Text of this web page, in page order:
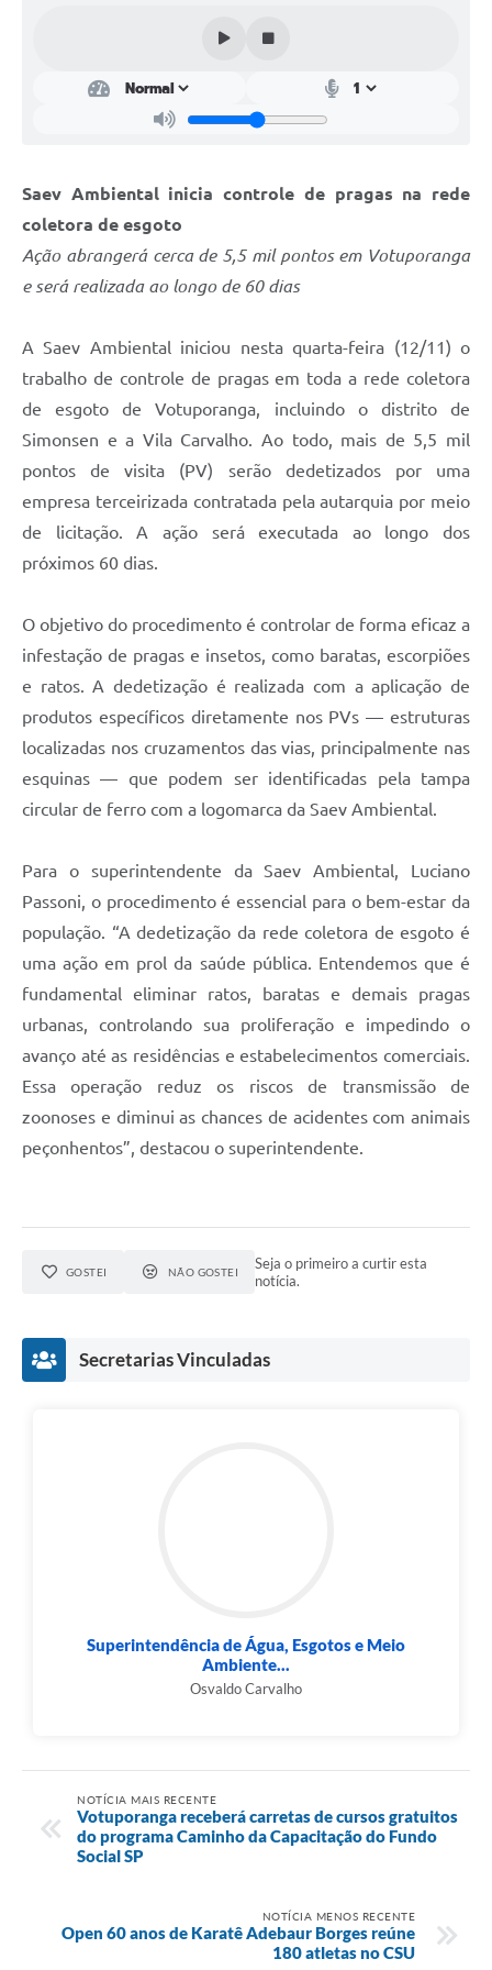
Transparência
Telefones Úteis
Emprega
Contato
Saev Ambiental inicia controle de pragas na rede
coletora de esgoto
Ação abrangerá cerca de 5,5 mil pontos em Votuporanga
e será realizada ao longo de 60 dias
A Saev Ambiental iniciou nesta quarta-feira (12/11) o
trabalho de controle de pragas em toda a rede coletora
de esgoto de Votuporanga, incluindo o distrito de
Simonsen e a Vila Carvalho. Ao todo, mais de 5,5 mil
pontos de visita (PV) serão dedetizados por uma
empresa terceirizada contratada pela autarquia por meio
de licitação. A ação será executada ao longo dos
próximos 60 dias.
O objetivo do procedimento é controlar de forma eficaz a
infestação de pragas e insetos, como baratas, escorpiões
e ratos. A dedetização é realizada com a aplicação de
produtos específicos diretamente nos PVs — estruturas
localizadas nos cruzamentos das vias, principalmente nas
esquinas — que podem ser identificadas pela tampa
circular de ferro com a logomarca da Saev Ambiental.
Para o superintendente da Saev Ambiental, Luciano
Passoni, o procedimento é essencial para o bem-estar da
população. “A dedetização da rede coletora de esgoto é
uma ação em prol da saúde pública. Entendemos que é
fundamental eliminar ratos, baratas e demais pragas
urbanas, controlando sua proliferação e impedindo o
avanço até as residências e estabelecimentos comerciais.
Essa operação reduz os riscos de transmissão de
zoonoses e diminui as chances de acidentes com animais
peçonhentos”, destacou o superintendente.
GOSTEI NÃO GOSTEI
Seja o primeiro a curtir esta
notícia.
Secretarias Vinculadas
Superintendência de Água, Esgotos e Meio
Ambiente...
Osvaldo Carvalho
NOTÍCIA MAIS RECENTE
Votuporanga receberá carretas de cursos gratuitos
do programa Caminho da Capacitação do Fundo
Social SP
NOTÍCIA MENOS RECENTE
Open 60 anos de Karatê Adebaur Borges reúne
180 atletas no CSU